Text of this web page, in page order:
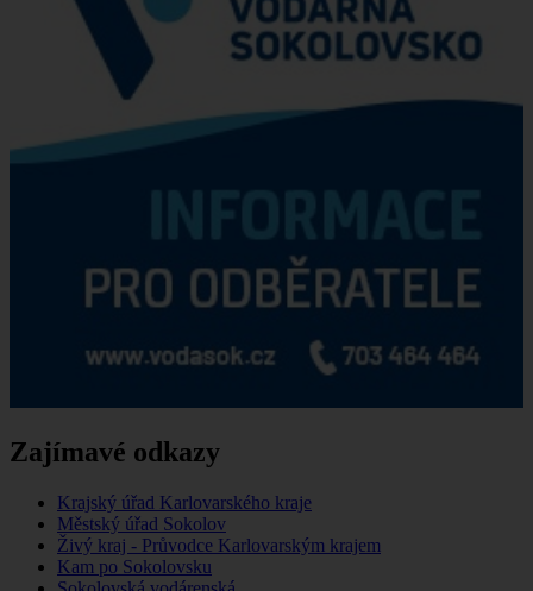
Zajímavé odkazy
Krajský úřad Karlovarského kraje
Městský úřad Sokolov
Živý kraj - Průvodce Karlovarským krajem
Kam po Sokolovsku